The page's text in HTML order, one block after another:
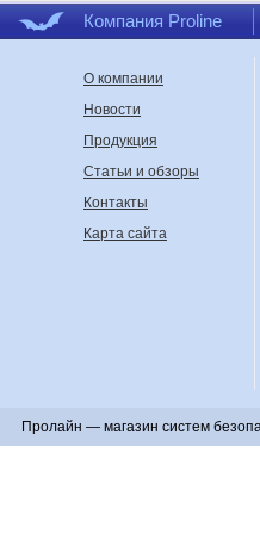
Компания Proline
О компании
Новости
Продукция
Статьи и обзоры
Контакты
Карта сайта
Пролайн — магазин систем